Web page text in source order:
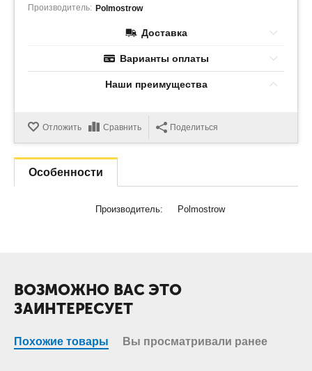
Производитель: Polmostrow
Доставка
Варианты оплаты
Наши преимущества
Отложить Сравнить Поделиться
Особенности
Производитель: Polmostrow
ВОЗМОЖНО ВАС ЭТО
ЗАИНТЕРЕСУЕТ
Похожие товары Вы просматривали ранее